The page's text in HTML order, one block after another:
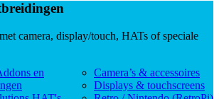
camera, display/touch, HATs of speciale
en
Camera’s & accessoires
Displays & touchscreens